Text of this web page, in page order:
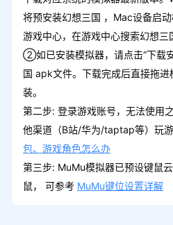
将预安装幻想三国 ，Mac设备启
游戏中心，在游戏中心搜索幻想三
②如已安装模拟器，请点击“下载
国 apk文件。下载完成后直接拖
装。
第二步: 登录游戏账号，无法使用
他渠道（B站/华为/taptap等）玩
包、游戏角色怎么办
第三步: MuMu模拟器已预设键鼠
鼠， 可参考 MuMu键位设置详解